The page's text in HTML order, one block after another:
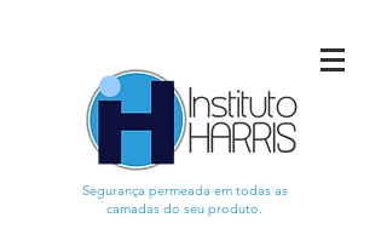
Segurança permeada em todas as
camadas do seu produto.